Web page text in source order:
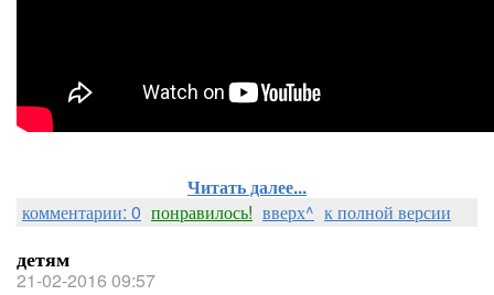
Читать далее...
комментарии: 0 понравилось! вверх^ к полной версии
детям
21-02-2016 09:57